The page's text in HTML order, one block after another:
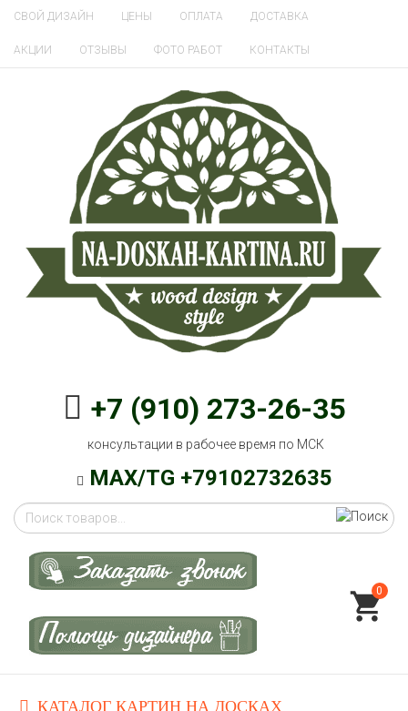
СВОЙ ДИЗАЙН ЦЕНЫ ОПЛАТА ДОСТАВКА
АКЦИИ ОТЗЫВЫ ФОТО РАБОТ КОНТАКТЫ
+7 (910) 273-26-35
консультации в рабочее время по МСК
MAX/TG +79102732635
0